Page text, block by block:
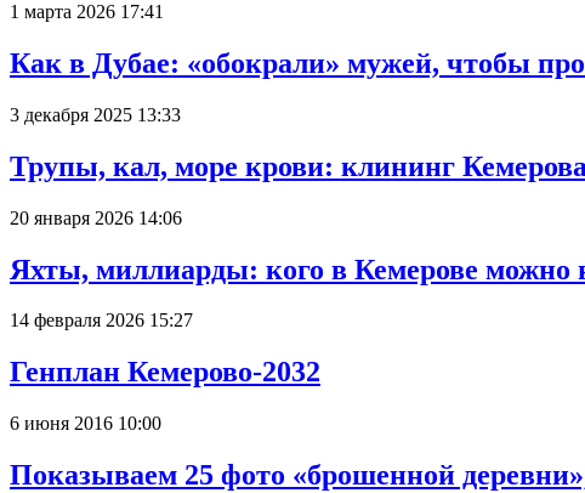
1 марта 2026 17:41
Как в Дубае: «обокрали» мужей, чтобы
3 декабря 2025 13:33
Трупы, кал, море крови: клининг
20 января 2026 14:06
Яхты, миллиарды: кого в Кемерове можно
14 февраля 2026 15:27
Генплан Кемерово-2032
6 июня 2016 10:00
Показываем 25 фото «брошенной